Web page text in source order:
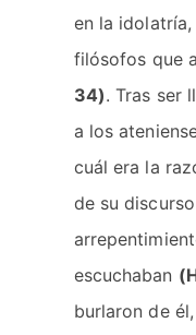
en la
filósofos que
34). Tras ser
a los
cuál era la
de su
escuchaban
burlaron de